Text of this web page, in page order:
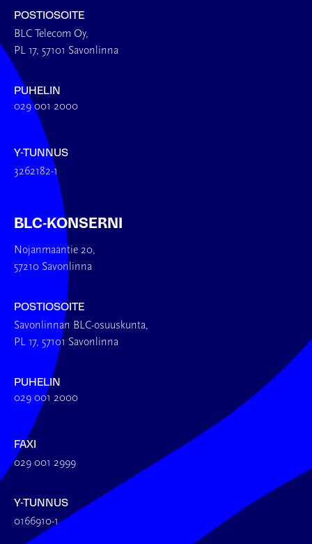
POSTIOSOITE
BLC Telecom Oy,
PL 17, 57101 Savonlinna
PUHELIN
029 001 2000
Y-TUNNUS
3262182-1
BLC-KONSERNI
Nojanmaantie 20,
57210 Savonlinna
POSTIOSOITE
Savonlinnan BLC-osuuskunta,
PL 17, 57101 Savonlinna
PUHELIN
029 001 2000
FAXI
029 001 2999
Y-TUNNUS
0166910-1